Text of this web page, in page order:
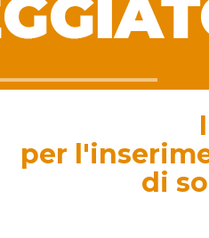
per
di